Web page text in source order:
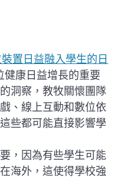
置日益融入學生的日
健康日益增長的重要
洞察，教牧關懷團隊
、線上互動和數位依
些都可能直接影響學
，因為有些學生可能
海外，這使得學校強